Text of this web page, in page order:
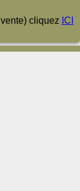
cliquez ICI